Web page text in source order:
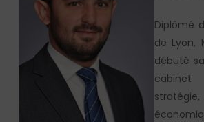
Diplômé
de Lyon,
débuté